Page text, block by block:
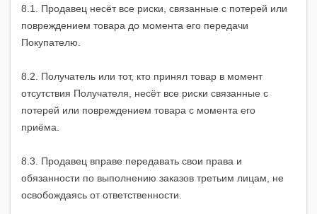
8.1. Продавец несёт все риски, связанные с потерей или
повреждением товара до момента его передачи
Покупателю.
8.2. Получатель или тот, кто принял товар в момент
отсутствия Получателя, несёт все риски связанные с
потерей или повреждением товара с момента его
приёма.
8.3. Продавец вправе передавать свои права и
обязанности по выполнению заказов третьим лицам, не
освобождаясь от ответственности.